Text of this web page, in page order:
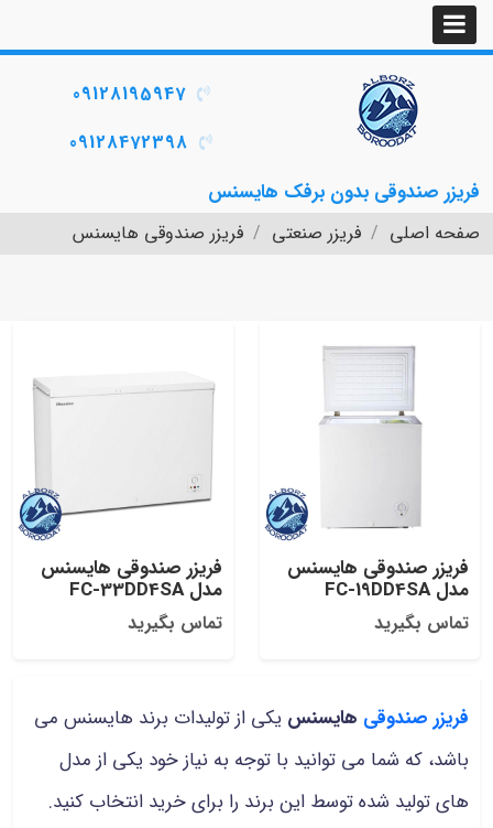
فریزر صندوقی بدون برفک هایسنس
09128195947
09128472398
صفحه اصلی فریزر صنعتی فریزر صندوقی هایسنس
فریزر صندوقی هایسنس
مدل FC-19DD4SA
تماس بگیرید
فریزر صندوقی هایسنس
مدل FC-33DD4SA
تماس بگیرید
فریزر صندوقی هایسنس یکی از تولیدات برند هایسنس می
باشد، که شما می توانید با توجه به نیاز خود یکی از مدل
های تولید شده توسط این برند را برای خرید انتخاب کنید.